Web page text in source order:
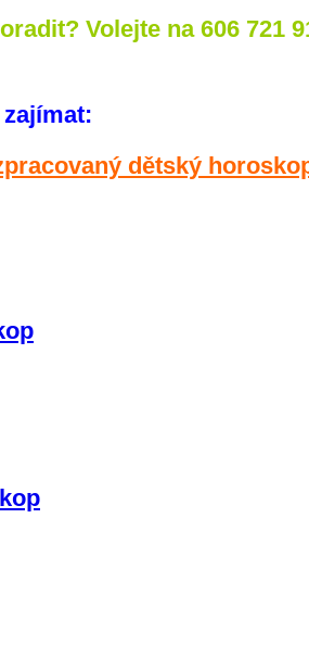
Volejte na 606 721
dětský